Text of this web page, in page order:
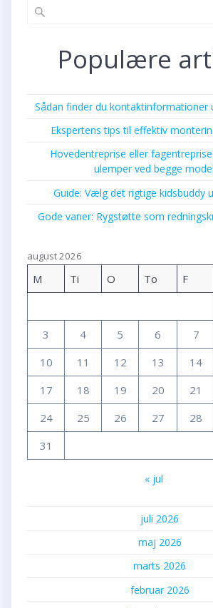
Populære
Sådan finder du kontaktinformationer
Ekspertens tips til effektiv
Hovedentreprise eller
ulemper ved begge
Guide: Vælg det rigtige kidsbuddy
Gode vaner: Rygstøtte som
august 2026
M Ti O To F
3
4 5 6 7
10
11 12 13 14
17
18 19 20 21
24
25 26 27 28
31
« jul
juli 2026
maj 2026
marts 2026
februar 2026